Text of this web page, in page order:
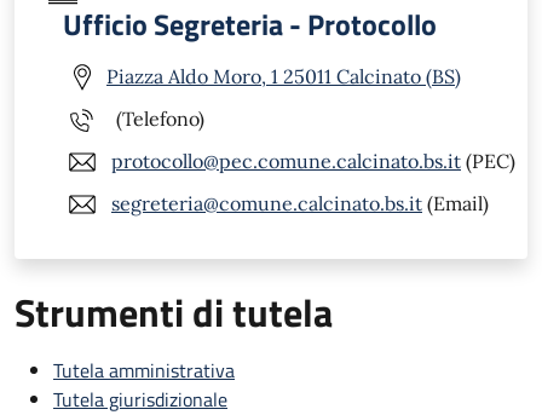
Ufficio Segreteria - Protocollo
Piazza Aldo Moro, 1 25011 Calcinato (BS)
(Telefono)
protocollo@pec.comune.calcinato.bs.it (PEC)
segreteria@comune.calcinato.bs.it (Email)
Strumenti di tutela
Tutela amministrativa
Tutela giurisdizionale